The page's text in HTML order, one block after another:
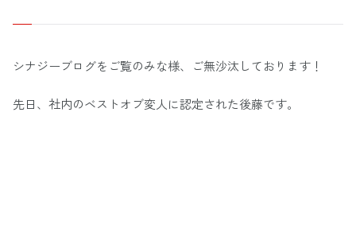
シナジーブログをご覧のみな様、ご無沙汰しております！
先日、社内のベストオブ変人に認定された後藤です。